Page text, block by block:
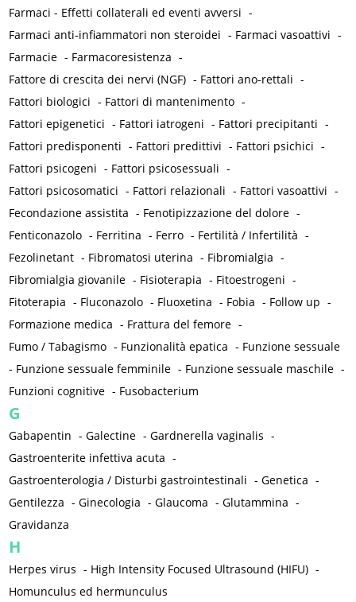
Farmaci - Effetti collaterali ed eventi avversi -
Farmaci anti-infiammatori non steroidei - Farmaci vasoattivi -
Farmacie - Farmacoresistenza -
Fattore di crescita dei nervi (NGF) - Fattori ano-rettali -
Fattori biologici - Fattori di mantenimento -
Fattori epigenetici - Fattori iatrogeni - Fattori precipitanti -
Fattori predisponenti - Fattori predittivi - Fattori psichici -
Fattori psicogeni - Fattori psicosessuali -
Fattori psicosomatici - Fattori relazionali - Fattori vasoattivi -
Fecondazione assistita - Fenotipizzazione del dolore -
Fenticonazolo - Ferritina - Ferro - Fertilità / Infertilità -
Fezolinetant - Fibromatosi uterina - Fibromialgia -
Fibromialgia giovanile - Fisioterapia - Fitoestrogeni -
Fitoterapia - Fluconazolo - Fluoxetina - Fobia - Follow up -
Formazione medica - Frattura del femore -
Fumo / Tabagismo - Funzionalità epatica - Funzione sessuale
- Funzione sessuale femminile - Funzione sessuale maschile -
Funzioni cognitive - Fusobacterium
G
Gabapentin -Galectine -Gardnerella vaginalis -
Gastroenterite infettiva acuta -
Gastroenterologia / Disturbi gastrointestinali -Genetica -
Gentilezza -Ginecologia -Glaucoma -Glutammina -
Gravidanza
H
Herpes virus - High Intensity Focused Ultrasound (HIFU) -
Homunculus ed hermunculus